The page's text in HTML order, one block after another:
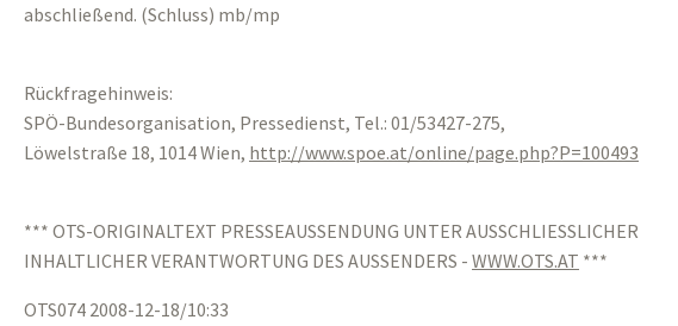
abschließend. (Schluss) mb/mp
Rückfragehinweis:
SPÖ-Bundesorganisation, Pressedienst, Tel.: 01/53427-275,
Löwelstraße 18, 1014 Wien, http://www.spoe.at/online/page.php?P=100493
*** OTS-ORIGINALTEXT PRESSEAUSSENDUNG UNTER AUSSCHLIESSLICHER
INHALTLICHER VERANTWORTUNG DES AUSSENDERS - WWW.OTS.AT ***
OTS074 2008-12-18/10:33